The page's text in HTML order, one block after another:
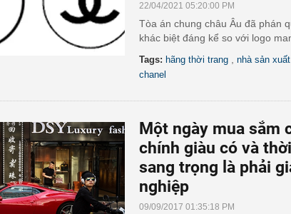
22/04/2021 05:20:00 PM
Tòa án chung châu Âu đã phán
khác biệt đáng kể so với logo
Tags: hãng thời trang nhà sản xuất
chanel
Một ngày mua sắm
chính giàu có và
sang trọng là phải
nghiệp
09/09/2017 01:35:18 PM